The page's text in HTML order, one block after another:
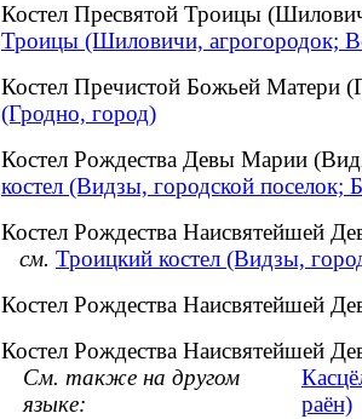
Костел Пресвятой Троицы
Троицы (Шиловичи, агрогородок;
Костел Пречистой Божьей
(Гродно, город)
Костел Рождества Девы Марии
костел (Видзы, городской поселок;
Костел Рождества Наисвятейшей
см. Троицкий костел (Видзы,
Костел Рождества Наисвятейшей
Костел Рождества Наисвятейшей
См. также на другом
языке:
раён)